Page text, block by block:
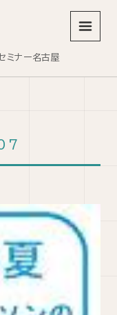
ミナー名古屋
メニュ